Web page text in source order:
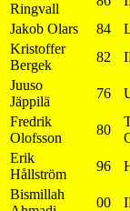
Ringvall
Jakob Olars
84
Kristoffer
Bergek
82
Juuso
Jäppilä
76
Fredrik
Olofsson
80
Erik
Hållström
96
Bismillah
00